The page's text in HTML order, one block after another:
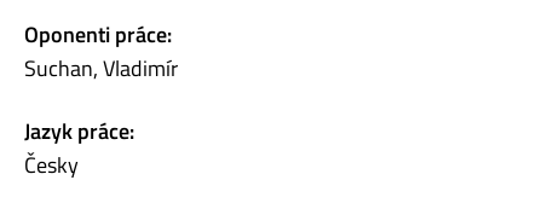
Oponenti práce:
Suchan, Vladimír
Jazyk práce:
Česky